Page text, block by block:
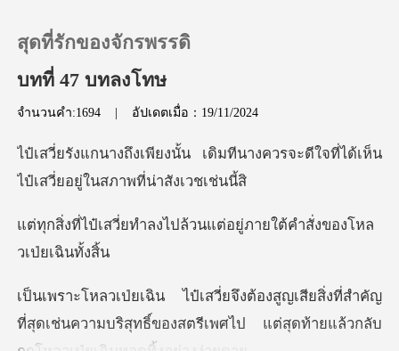
เติมเงิน
ประวัติการอ่าน
ออกจากระบบ
ดาวน์โหลดแอป
สุดที่รักของจักรพรรดิ
บทที่ 47 บทลงโทษ
จำนวนคำ:1694 | อัปเดตเมื่อ：19/11/2024
ิมทีนางควรจะดีใจที่ได้เห็น
ไป๋เสว
ลงไปล้วนแต่อยู่ภายใต้คำส
งที่สำคัญ
ที่สุดเช่นความบริสุทธิ์ของสตรีเพศไป แต่